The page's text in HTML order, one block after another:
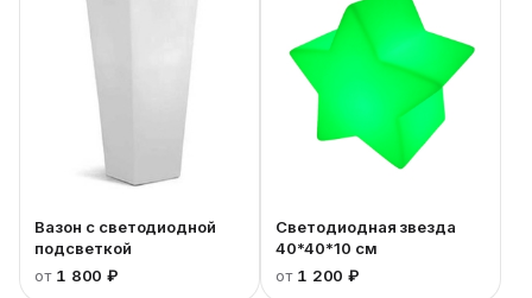
Вазон с светодиодной
подсветкой
от 1 800 ₽
Светодиодная звезда
40*40*10 см
от 1 200 ₽